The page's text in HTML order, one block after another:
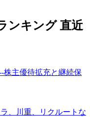
ンキング 直近
株主優待拡充と継続保
、川重、リクルートな